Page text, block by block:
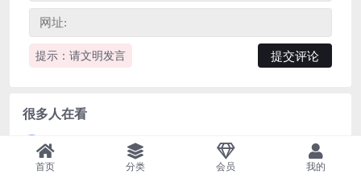
提示：请文明发言
很多人在看
初中数学 2024初一数学 朱韬数学 S班春季下 A+班春季下 百度云网盘
首页 分类 会员 我的